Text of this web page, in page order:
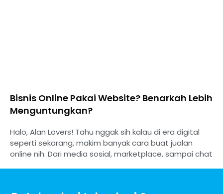
Bisnis Online Pakai Website? Benarkah Lebih
Menguntungkan?
Halo, Alan Lovers! Tahu nggak sih kalau di era digital
seperti sekarang, makim banyak cara buat jualan
online nih. Dari media sosial, marketplace, sampai chat